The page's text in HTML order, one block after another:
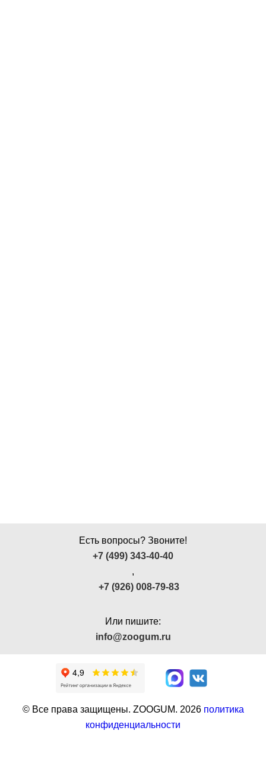
Есть вопросы? Звоните!
+7 (499) 343-40-40
,
+7 (926) 008-79-83
Или пишите:
info@zoogum.ru
© Все права защищены. ZOOGUM. 2026 политика
конфиденциальности